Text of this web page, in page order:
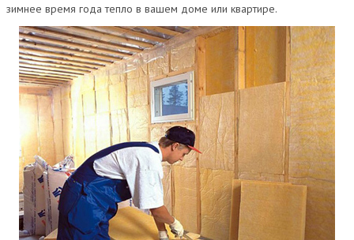
зимнее время года тепло в вашем доме или квартире.